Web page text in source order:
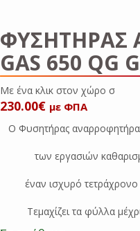
ΦΥΣΗΤΗΡΑΣ
GAS 650 QG
Με ένα κλικ στο
230.00€ με ΦΠΑ
Ο Φυσητήρας
των εργασιών
έναν ισχυρό
Τεμαχίζει τα φύλλα